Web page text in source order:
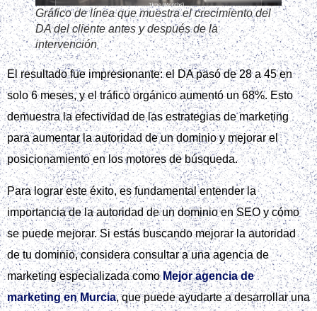
Gráfico de línea que muestra el crecimiento del
DA del cliente antes y después de la
intervención
El resultado fue impresionante: el DA pasó de 28 a 45 en
solo 6 meses, y el tráfico orgánico aumentó un 68%. Esto
demuestra la efectividad de las estrategias de marketing
para aumentar la autoridad de un dominio y mejorar el
posicionamiento en los motores de búsqueda.
Para lograr este éxito, es fundamental entender la
importancia de la autoridad de un dominio en SEO y cómo
se puede mejorar. Si estás buscando mejorar la autoridad
de tu dominio, considera consultar a una agencia de
marketing especializada comoMejor agencia de
marketing en Murcia, que puede ayudarte a desarrollar una